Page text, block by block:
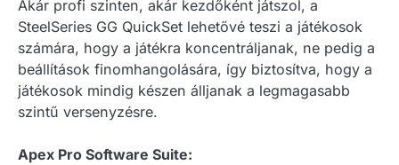
Akár profi szinten, akár kezdőként játszol, a
SteelSeries GG QuickSet lehetővé teszi a játékosok
számára, hogy a játékra koncentráljanak, ne pedig a
beállítások finomhangolására, így biztosítva, hogy a
játékosok mindig készen álljanak a legmagasabb
szintű versenyzésre.
Apex Pro Software Suite: